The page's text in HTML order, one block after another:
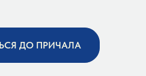
ДО ПРИЧАЛА